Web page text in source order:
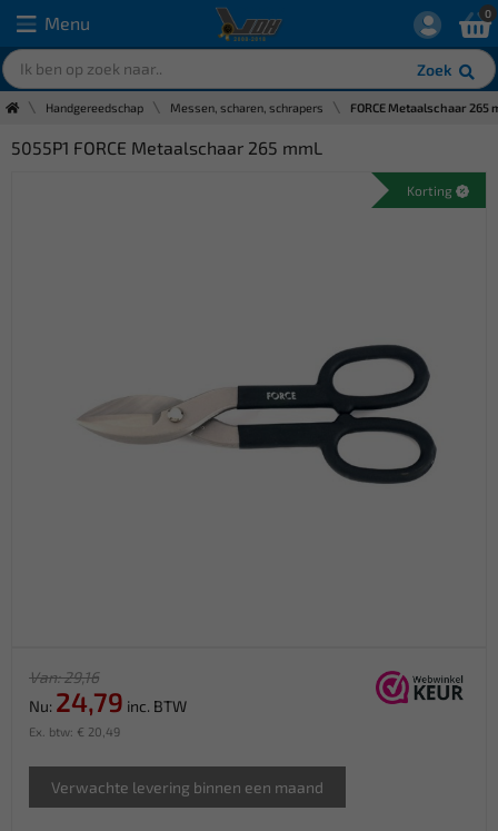
Menu
Zoek
0
Handgereedschap Messen, scharen, schrapers FORCE Metaalschaar 265
5055P1 FORCE Metaalschaar 265 mmL
Korting
Van: 29,16
Nu: 24,79 inc. BTW
Ex. btw: € 20,49
Verwachte levering binnen een maand